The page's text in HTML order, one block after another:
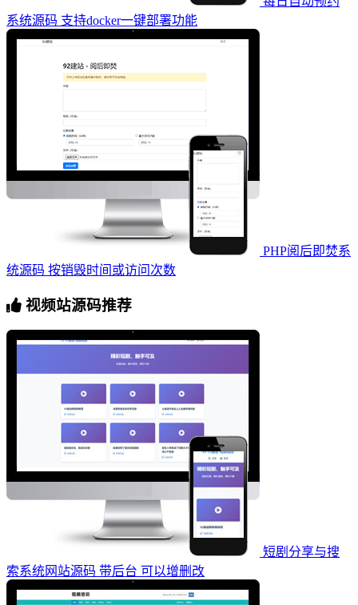
系统源码 支持docker一键部署功能
PHP阅后即焚系
统源码 按销毁时间或访问次数
视频站源码推荐
短剧分享与搜
索系统网站源码 带后台 可以增删改